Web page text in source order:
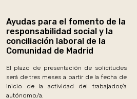
Ayudas para el fomento de la
responsabilidad social y la
conciliación laboral de la
Comunidad de Madrid
El plazo de presentación de solicitudes
será de tres meses a partir de la fecha de
inicio de la actividad del trabajador/a
autónomo/a.